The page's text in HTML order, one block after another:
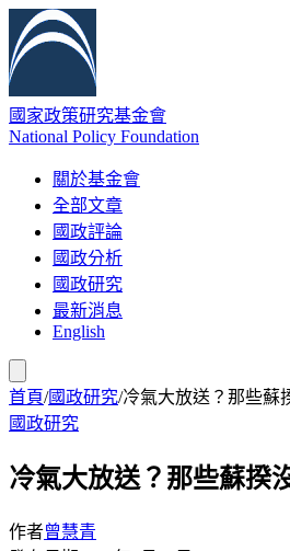
國家政策研究基金會
National Policy Foundation
關於基金會
全部文章
國政評論
國政分析
國政研究
最新消息
English
首頁/國政研究/冷氣大放送？那些蘇
國政研究
冷氣大放送？那些蘇揆
作者曾慧青